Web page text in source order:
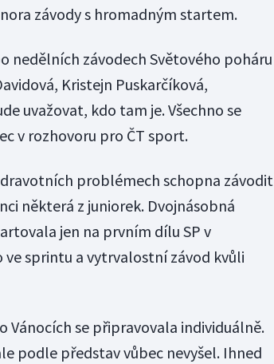
závody s hromadným startem.
nedělních závodech Světového poháru
Kristejn Puskarčíková,
uvažovat, kdo tam je. Všechno se
v rozhovoru pro ČT sport.
problémech schopna závodit
některá z juniorek. Dvojnásobná
jen na prvním dílu SP v
ve sprintu a vytrvalostní závod kvůli
Vánocích se připravovala individuálně.
podle představ vůbec nevyšel. Ihned